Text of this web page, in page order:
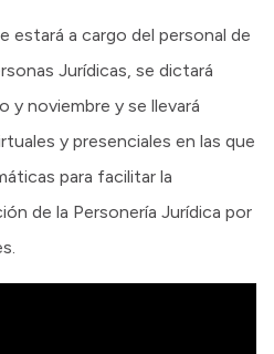
estará a cargo del personal de
Jurídicas, se dictará
y noviembre y se llevará
y presenciales en las que
para facilitar la
de la Personería Jurídica por